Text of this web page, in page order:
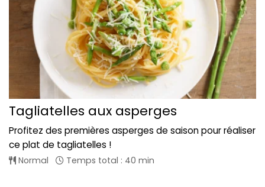
Tagliatelles aux asperges
Profitez des premières asperges de saison pour réaliser
ce plat de tagliatelles !
Normal Temps total : 40 min